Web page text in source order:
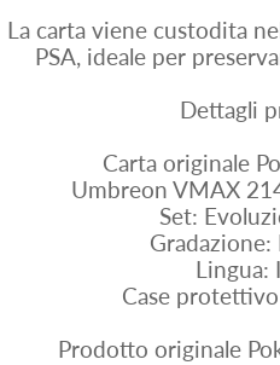
La carta viene custodita
PSA, ideale per
Dettagli
Carta originale
Umbreon VMAX
Set:
Lingua:
Case
Prodotto originale